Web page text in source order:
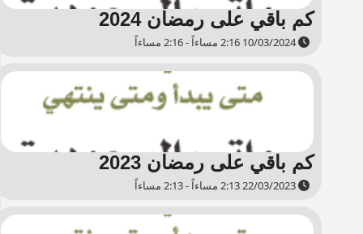
كم باقي على رمضان 2024
10/03/2024 2:16 مساءاً - 2:16 مساءاً
كم باقي على رمضان 2023